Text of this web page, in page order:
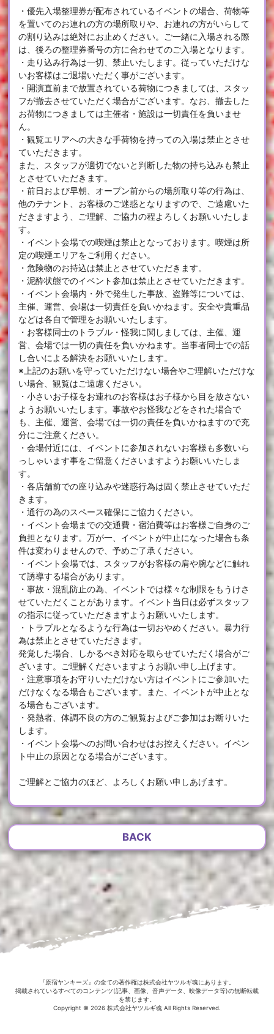
・優先入場整理券が配布されているイベントの場合、荷物等
を置いてのお連れの方の場所取りや、お連れの方がいらして
の割り込みは絶対にお止めください。ご一緒に入場される際
は、後ろの整理券番号の方に合わせてのご入場となります。
・走り込み行為は一切、禁止いたします。従っていただけな
いお客様はご退場いただく事がございます。
・開演直前まで放置されている荷物につきましては、スタッ
フが撤去させていただく場合がございます。なお、撤去した
お荷物につきましては主催者・施設は一切責任を負いませ
ん。
・観覧エリアへの大きな手荷物を持っての入場は禁止とさせ
ていただきます。
また、スタッフが適切でないと判断した物の持ち込みも禁止
とさせていただきます。
・前日および早朝、オープン前からの場所取り等の行為は、
他のテナント、お客様のご迷惑となりますので、ご遠慮いた
だきますよう、ご理解、ご協力の程よろしくお願いいたしま
す。
・イベント会場での喫煙は禁止となっております。喫煙は所
定の喫煙エリアをご利用ください。
・危険物のお持込は禁止とさせていただきます。
・泥酔状態でのイベント参加は禁止とさせていただきます。
・イベント会場内・外で発生した事故、盗難等については、
主催、運営、会場は一切責任を負いかねます。安全や貴重品
などは各自で管理をお願いいたします。
・お客様同士のトラブル・怪我に関しましては、主催、運
営、会場では一切の責任を負いかねます。当事者同士での話
し合いによる解決をお願いいたします。
※上記のお願いを守っていただけない場合やご理解いただけな
い場合、観覧はご遠慮ください。
・小さいお子様をお連れのお客様はお子様から目を放さない
ようお願いいたします。事故やお怪我などをされた場合で
も、主催、運営、会場では一切の責任を負いかねますので充
分にご注意ください。
・会場付近には、イベントに参加されないお客様も多数いら
っしゃいます事をご留意くださいますようお願いいたしま
す。
・各店舗前での座り込みや迷惑行為は固く禁止させていただ
きます。
・通行の為のスペース確保にご協力ください。
・イベント会場までの交通費・宿泊費等はお客様ご自身のご
負担となります。万が一、イベントが中止になった場合も条
件は変わりませんので、予めご了承ください。
・イベント会場では、スタッフがお客様の肩や腕などに触れ
て誘導する場合があります。
・事故・混乱防止の為、イベントでは様々な制限をもうけさ
せていただくことがあります。イベント当日は必ずスタッフ
の指示に従っていただきますようお願いいたします。
・トラブルとなるような行為は一切おやめください。暴力行
為は禁止とさせていただきます。
発覚した場合、しかるべき対応を取らせていただく場合がご
ざいます。ご理解くださいますようお願い申し上げます。
・注意事項をお守りいただけない方はイベントにご参加いた
だけなくなる場合もございます。また、イベントが中止とな
る場合もございます。
・発熱者、体調不良の方のご観覧およびご参加はお断りいた
します。
・イベント会場へのお問い合わせはお控えください。イベン
ト中止の原因となる場合がございます。
ご理解とご協力のほど、よろしくお願い申しあげます。
BACK
『原宿ヤンキーズ』の全ての著作権は株式会社ヤツルギ魂にあります。
掲載されているすべてのコンテンツ(記事、画像、音声データ、映像データ等)の無断転載
を禁じます。
Copyright © 2026 株式会社ヤツルギ魂 All Rights Reserved.